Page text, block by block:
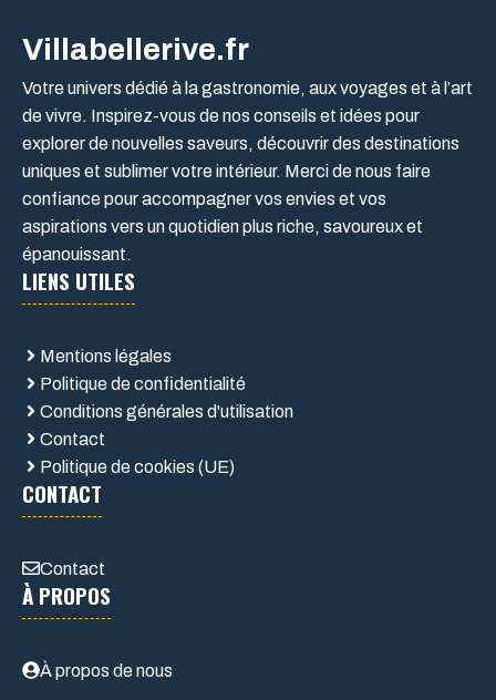
Villabellerive.fr
Votre univers dédié à la gastronomie, aux voyages et à l’art
de vivre. Inspirez-vous de nos conseils et idées pour
explorer de nouvelles saveurs, découvrir des destinations
uniques et sublimer votre intérieur. Merci de nous faire
confiance pour accompagner vos envies et vos
aspirations vers un quotidien plus riche, savoureux et
épanouissant.
LIENS UTILES
Mentions légales
Politique de confidentialité
Conditions générales d'utilisation
Contact
Politique de cookies (UE)
CONTACT
Contact
À PROPOS
À propos de nous